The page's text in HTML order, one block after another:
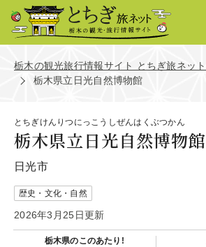
栃木の観光旅行情報サイト とちぎ旅ネット
栃木県立日光自然博物館
とちぎけんりつにっこうしぜんはくぶつかん
栃木県立日光自然博物館
日光市
歴史・文化・自然
2026年3月25日更新
栃木県のこのあたり!